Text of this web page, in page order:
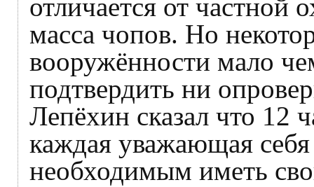
отличается от
масса чопов. Но
вооружённости мало
подтвердить ни
Лепёхин сказал что 12
каждая уважающая
необходимым иметь